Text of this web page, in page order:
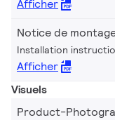
Afficher
Notice de
Installation
Afficher
Visuels
Product-